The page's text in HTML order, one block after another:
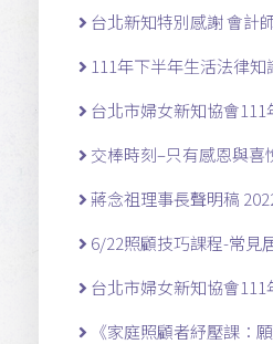
台北新知特別感謝 會計
111年下半年生活法律知
台北市婦女新知協會111
交棒時刻–只有感恩與喜
蔣念祖理事長聲明稿
6/22照顧技巧課程-常見
台北市婦女新知協會111
《家庭照顧者紓壓課：